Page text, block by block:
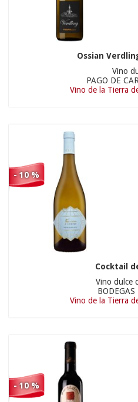
Ossian
Vino
PAGO DE
Vino de la Tierra
- 10 %
Cocktail
Vino dulce
BODEGAS
Vino de la Tierra
- 10 %